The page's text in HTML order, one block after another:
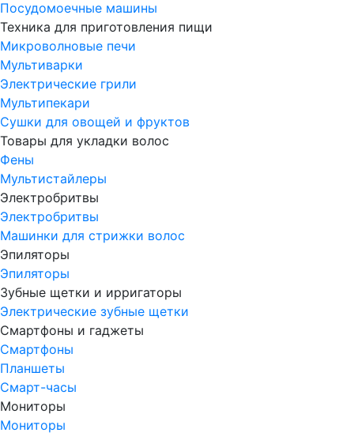
Посудомоечные машины
Техника для приготовления пищи
Микроволновые печи
Мультиварки
Электрические грили
Мультипекари
Сушки для овощей и фруктов
Товары для укладки волос
Фены
Мультистайлеры
Электробритвы
Электробритвы
Машинки для стрижки волос
Эпиляторы
Эпиляторы
Зубные щетки и ирригаторы
Электрические зубные щетки
Смартфоны и гаджеты
Смартфоны
Планшеты
Смарт-часы
Мониторы
Мониторы